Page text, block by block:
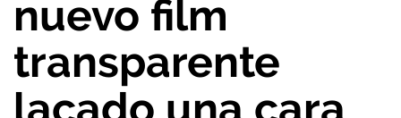
nuevo film
transparente